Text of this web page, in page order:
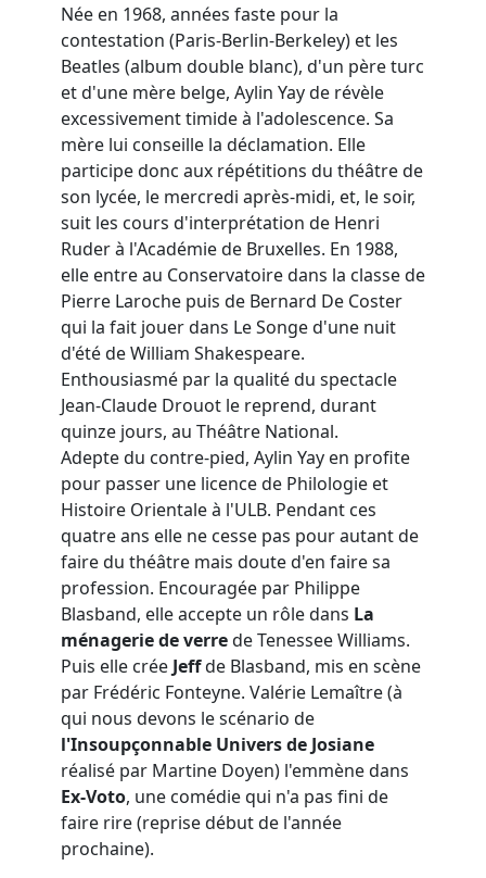
Née en 1968, années faste pour la
contestation (Paris-Berlin-Berkeley) et les
Beatles (album double blanc), d'un père turc
et d'une mère belge, Aylin Yay de révèle
excessivement timide à l'adolescence. Sa
mère lui conseille la déclamation. Elle
participe donc aux répétitions du théâtre de
son lycée, le mercredi après-midi, et, le soir,
suit les cours d'interprétation de Henri
Ruder à l'Académie de Bruxelles. En 1988,
elle entre au Conservatoire dans la classe de
Pierre Laroche puis de Bernard De Coster
qui la fait jouer dans Le Songe d'une nuit
d'été de William Shakespeare.
Enthousiasmé par la qualité du spectacle
Jean-Claude Drouot le reprend, durant
quinze jours, au Théâtre National.
Adepte du contre-pied, Aylin Yay en profite
pour passer une licence de Philologie et
Histoire Orientale à l'ULB. Pendant ces
quatre ans elle ne cesse pas pour autant de
faire du théâtre mais doute d'en faire sa
profession. Encouragée par Philippe
Blasband, elle accepte un rôle dans La
ménagerie de verrede Tenessee Williams.
Puis elle crée Jeffde Blasband, mis en scène
par Frédéric Fonteyne. Valérie Lemaître (à
qui nous devons le scénario de
l'Insoupçonnable Univers de Josiane
réalisé par Martine Doyen) l'emmène dans
Ex-Voto, une comédie qui n'a pas fini de
faire rire (reprise début de l'année
prochaine).